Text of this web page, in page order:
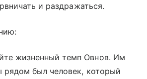
и раздражаться.
жизненный темп Овнов. Им
рядом был человек, который